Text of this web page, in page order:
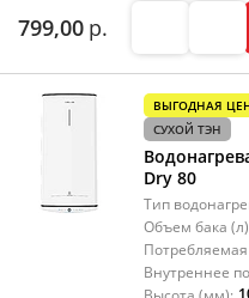
799,00 р.
ВЫГОДНАЯ
СУХОЙ ТЭН
Dry 80
Тип
Объем бака
Внутреннее